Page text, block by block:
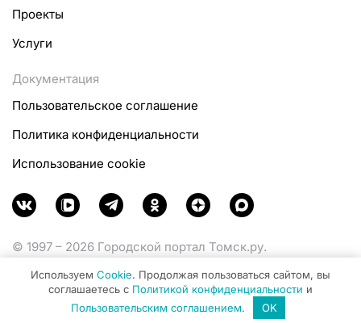
Проекты
Услуги
Документация
Пользовательское соглашение
Политика конфиденциальности
Использование cookie
© 1997 – 2026 Городской портал Томск.ру.
Министерства цифрового развития, связи и массовых
коммуникаций Российской Федерации.
Используем Cookie. Продолжая пользоваться сайтом, вы
соглашаетесь с Политикой конфиденциальности и
Пользовательским соглашением. OK